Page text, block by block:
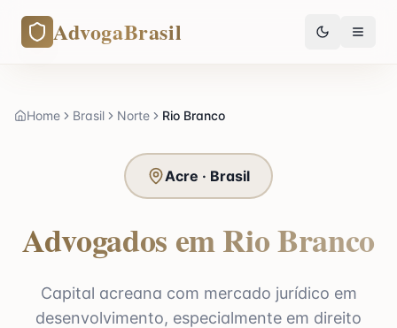
AdvogaBrasil
Home Brasil Norte Rio Branco
Acre · Brasil
Advogados em Rio Branco
Capital acreana com mercado jurídico em
desenvolvimento, especialmente em direito